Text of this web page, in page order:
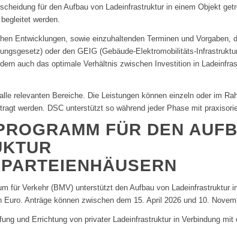
für den Aufbau von Ladeinfrastruktur in einem Objekt
werden.
Entwicklungen, sowie einzuhaltenden Terminen und Vorgaben,
oder den GEIG (Gebäude-Elektromobilitäts-
auch das optimale Verhältnis zwischen Investition in
relevanten Bereiche. Die Leistungen können einzeln oder im
werden. DSC unterstützt so während jeder Phase mit
FÜR DEN
für Verkehr (BMV) unterstützt den Aufbau von Ladeinfrastruktur
Euro. Anträge können zwischen dem 15. April 2026 und 10.
und Errichtung von privater Ladeinfrastruktur in Verbindung